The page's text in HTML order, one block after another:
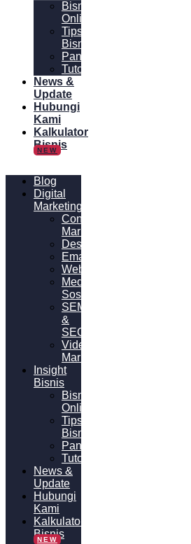
Bisnis
Online
Tips
Bisnis
Panduan
Tutorial
News &
Update
Hubungi
Kami
Kalkulator
Bisnis
NEW
Blog
Digital
Marketing
Content
Marketing
Desain
Email
Website
Media
Sosial
SEM
&
SEO
Video
Marketing
Insight
Bisnis
Bisnis
Online
Tips
Bisnis
Panduan
Tutorial
News &
Update
Hubungi
Kami
Kalkulator
Bisnis
NEW